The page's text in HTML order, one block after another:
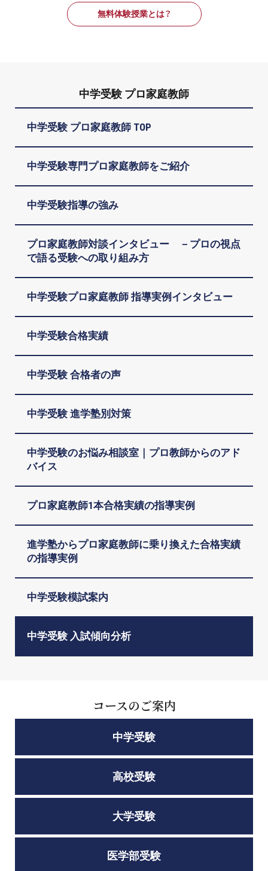
無料体験授業とは？
中学受験 プロ家庭教師
中学受験 プロ家庭教師 TOP
中学受験専門プロ家庭教師をご紹介
中学受験指導の強み
プロ家庭教師対談インタビュー －プロの視点
で語る受験への取り組み方
中学受験プロ家庭教師 指導実例インタビュー
中学受験合格実績
中学受験 合格者の声
中学受験 進学塾別対策
中学受験のお悩み相談室｜プロ教師からのアド
バイス
プロ家庭教師1本合格実績の指導実例
進学塾からプロ家庭教師に乗り換えた合格実績
の指導実例
中学受験模試案内
中学受験 入試傾向分析
コースのご案内
中学受験
高校受験
大学受験
医学部受験